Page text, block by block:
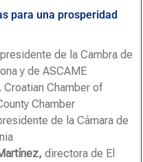
para una prosperidad
de la Cambra de
y de ASCAME
Croatian Chamber of
Chamber
de la Cámara de
directora de El